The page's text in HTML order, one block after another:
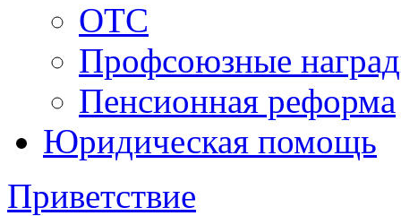
ОТС
Профсоюзные
Пенсионная реформа
Юридическая помощь
Приветствие